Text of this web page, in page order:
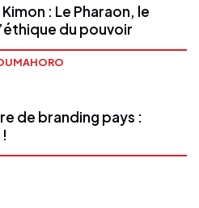
: Le Pharaon, le
du pouvoir
de branding pays :